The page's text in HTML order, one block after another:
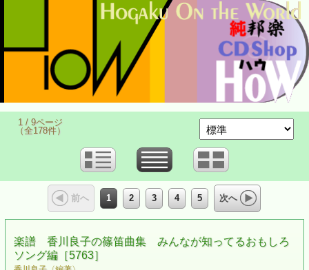
1 / 9ページ
（全178件）
前へ 1 2 3 4 5 次へ
楽譜 香川良子の篠笛曲集 みんなが知ってるおもしろ
ソング編［5763］